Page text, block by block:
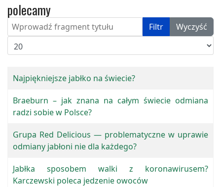
polecamy
Wprowadź fragment tytułu Filtr
Wyczyść
Pokaż #
Najpiękniejsze jabłko na świecie?
Braeburn – jak znana na całym świecie odmiana
radzi sobie w Polsce?
Grupa Red Delicious — problematyczne w uprawie
odmiany jabłoni nie dla każdego?
Jabłka sposobem walki z koronawirusem?
Karczewski poleca jedzenie owoców